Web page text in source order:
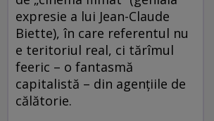
expresie a lui Jean-Claude
Biette), în care referentul nu
e teritoriul real, ci tărîmul
feeric – o fantasmă
capitalistă – din agențiile de
călătorie.